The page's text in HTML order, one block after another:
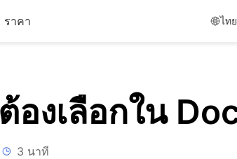
ราคา ไทย
งเลือกใน
3 นาที